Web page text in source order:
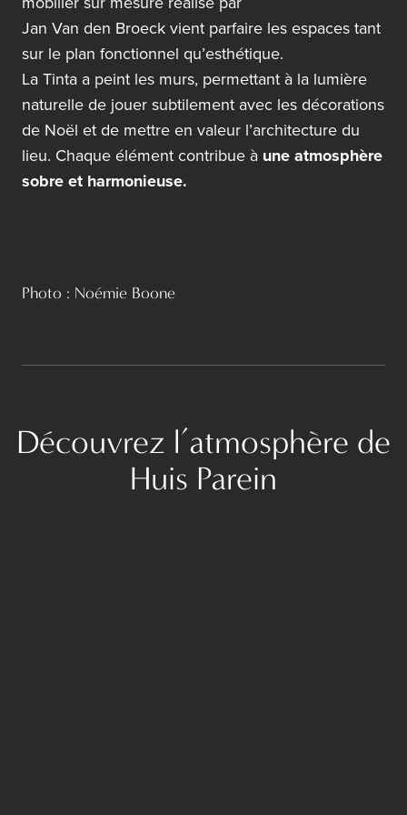
Photo : Noémie Boone
Jan Van den Broeckvient parfaire les espaces tant
sur le plan fonctionnel qu’esthétique.
La Tinta a peint les murs, permettant à la lumière
naturelle de jouer subtilement avec les décorations
de Noël et de mettre en valeur l’architecture du
lieu. Chaque élément contribue à une atmosphère
sobre et harmonieuse.
Découvrez l’atmosphère de
Huis Parein